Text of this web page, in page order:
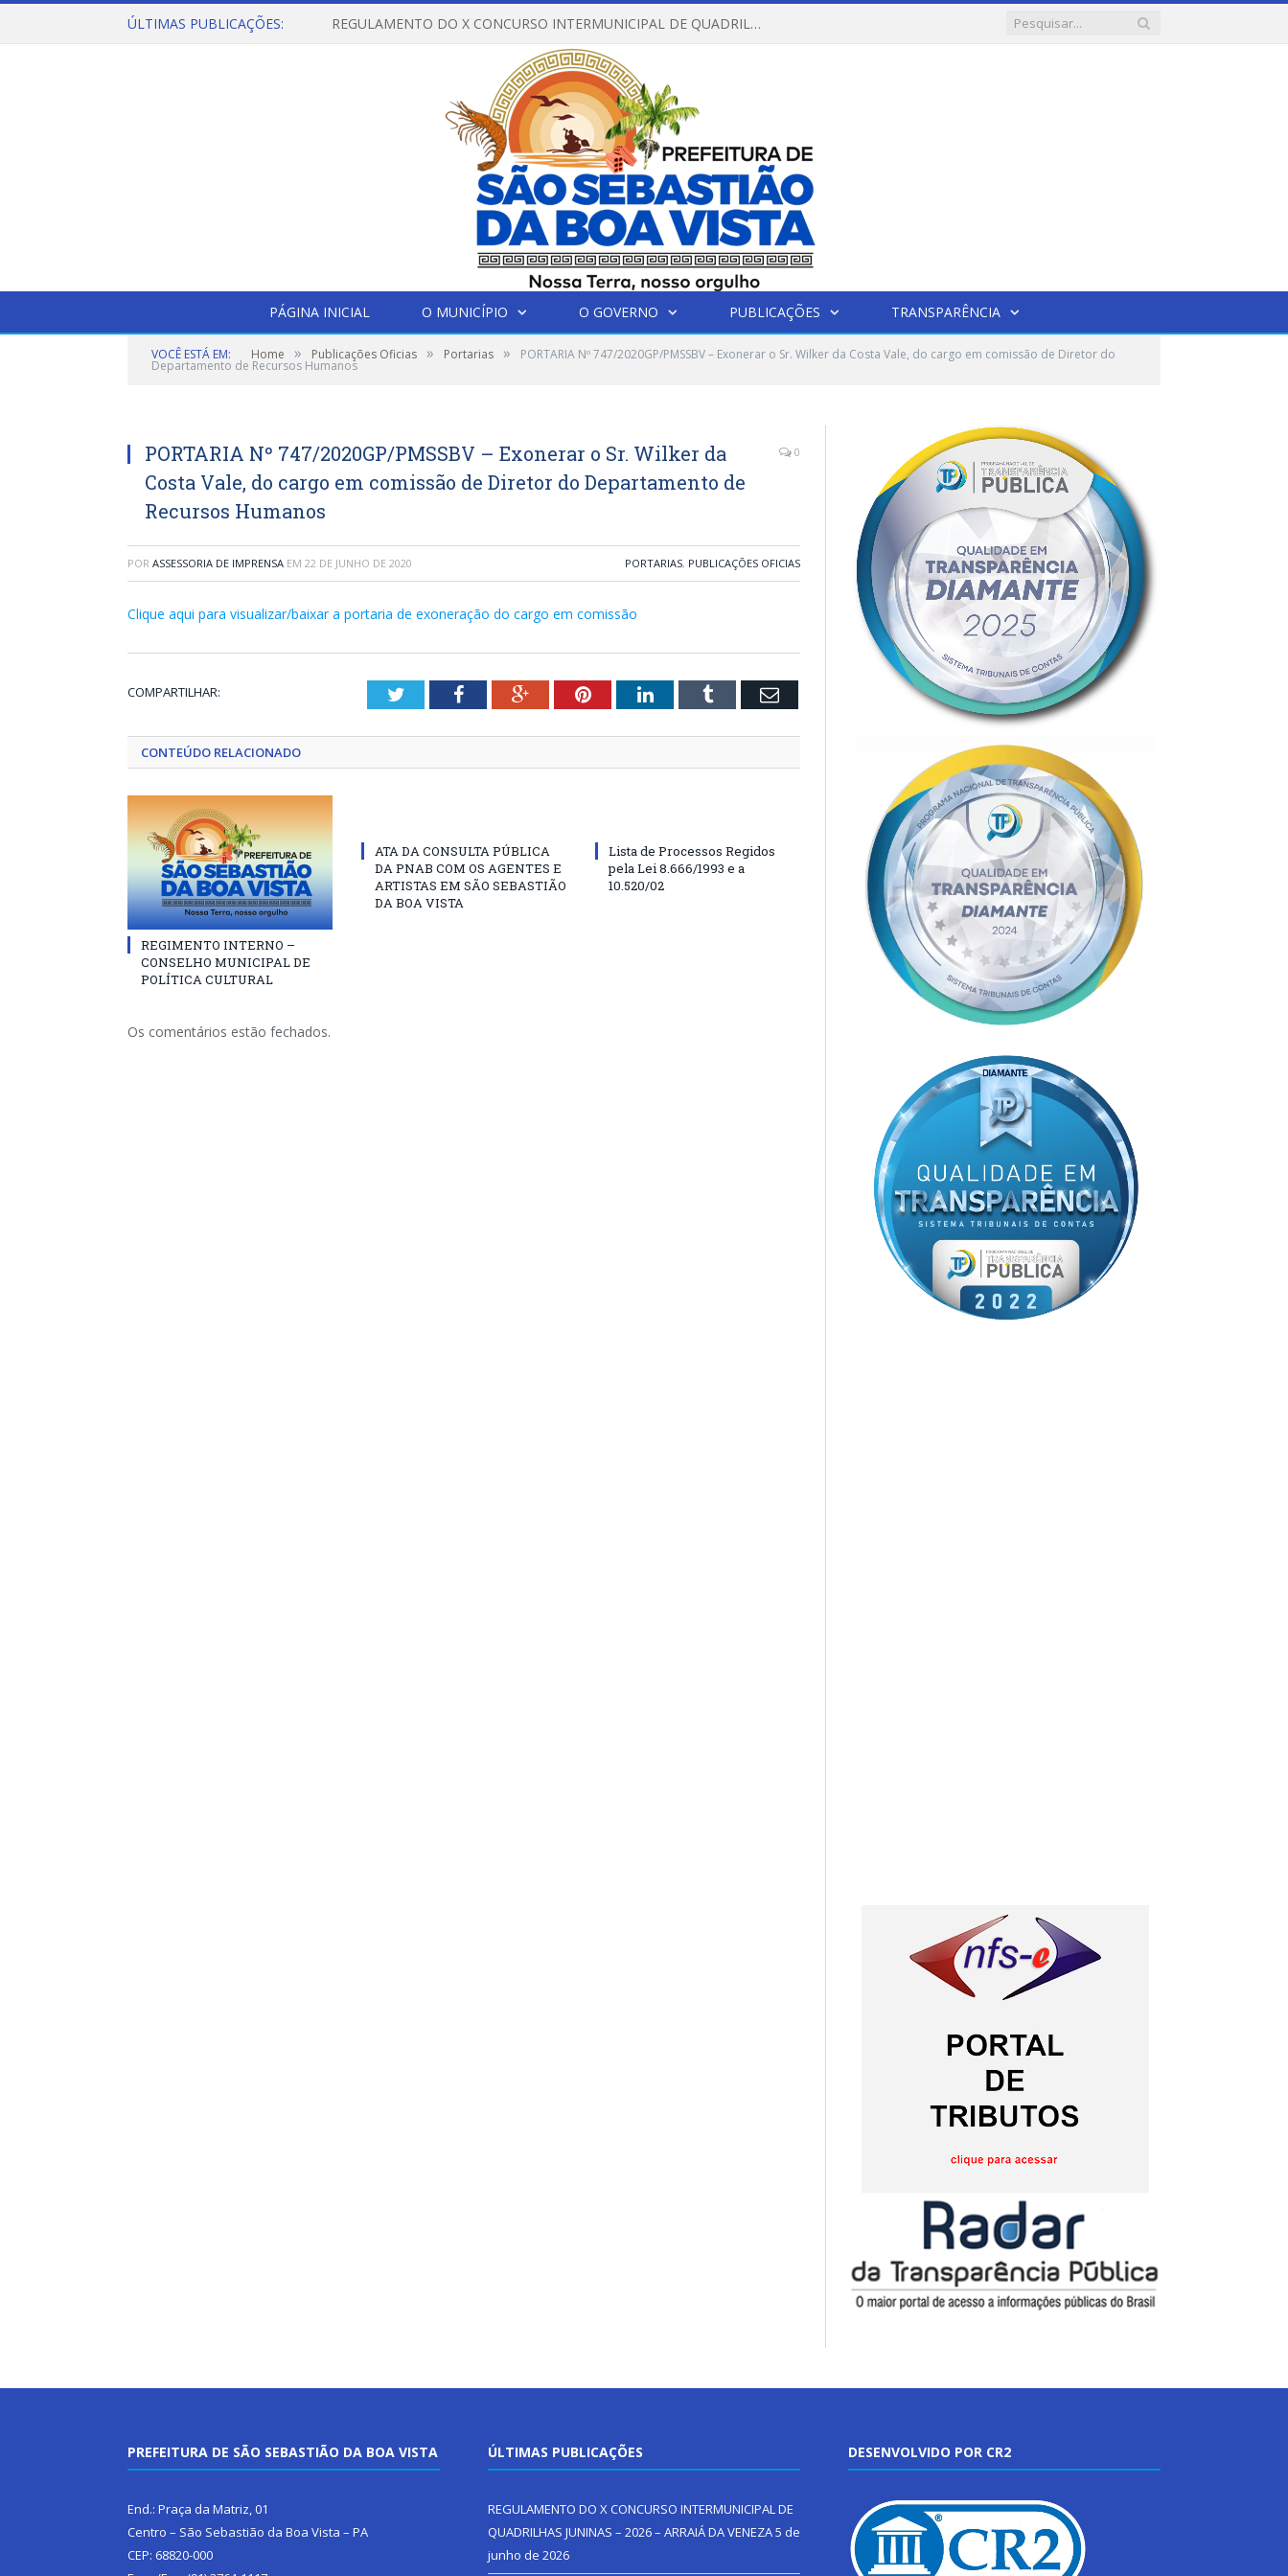
ÚLTIMAS PUBLICAÇÕES: REGULAMENTO DO X CONCURSO INTERMUNICIPAL DE QUADRILHAS JUNINAS – 2026 – ARRAIÁ DA VENEZA
PÁGINA INICIAL O MUNICÍPIO O GOVERNO PUBLICAÇÕES TRANSPARÊNCIA
VOCÊ ESTÁ EM: Home » Publicações Oficias » Portarias » PORTARIA Nº 747/2020GP/PMSSBV – Exonerar o Sr. Wilker da Costa Vale, do cargo em comissão de Diretor do
Departamento de Recursos Humanos
PORTARIA Nº 747/2020GP/PMSSBV – Exonerar o Sr. Wilker da
Costa Vale, do cargo em comissão de Diretor do Departamento de
Recursos Humanos
0
POR ASSESSORIA DE IMPRENSA EM 22 DE JUNHO DE 2020 PORTARIAS, PUBLICAÇÕES OFICIAS
Clique aqui para visualizar/baixar a portaria de exoneração do cargo em comissão
COMPARTILHAR: TwitterFacebookGoogle+PinterestLinkedInTumblr Email
CONTEÚDO RELACIONADO
REGIMENTO INTERNO –
CONSELHO MUNICIPAL DE
POLÍTICA CULTURAL
ATA DA CONSULTA PÚBLICA
DA PNAB COM OS AGENTES E
ARTISTAS EM SÃO SEBASTIÃO
DA BOA VISTA
Lista de Processos Regidos
pela Lei 8.666/1993 e a
10.520/02
Os comentários estão fechados.
PREFEITURA DE SÃO SEBASTIÃO DA BOA VISTA
End.: Praça da Matriz, 01
Centro – São Sebastião da Boa Vista – PA
CEP: 68820-000
ÚLTIMAS PUBLICAÇÕES
REGULAMENTO DO X CONCURSO INTERMUNICIPAL DE
QUADRILHAS JUNINAS – 2026 – ARRAIÁ DA VENEZA5 de
junho de 2026
DESENVOLVIDO POR CR2